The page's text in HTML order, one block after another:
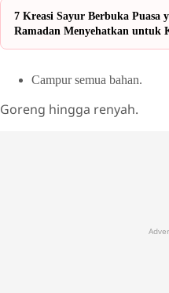
7 Kreasi Sayur Berbuka Puasa
Ramadan Menyehatkan untuk
Campur semua bahan.
Goreng hingga renyah.